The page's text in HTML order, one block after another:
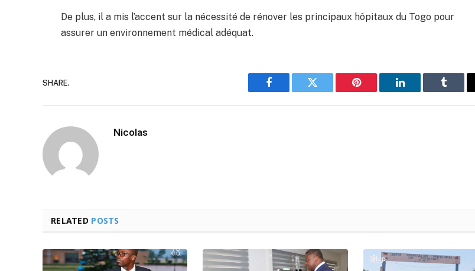
De plus, il a mis l’accent sur la nécessité de rénover les principaux hôpitaux du Togo pour
assurer un environnement médical adéquat.
SHARE.
Facebook Twitter Pinterest LinkedIn Tumblr
Nicolas
RELATED POSTS